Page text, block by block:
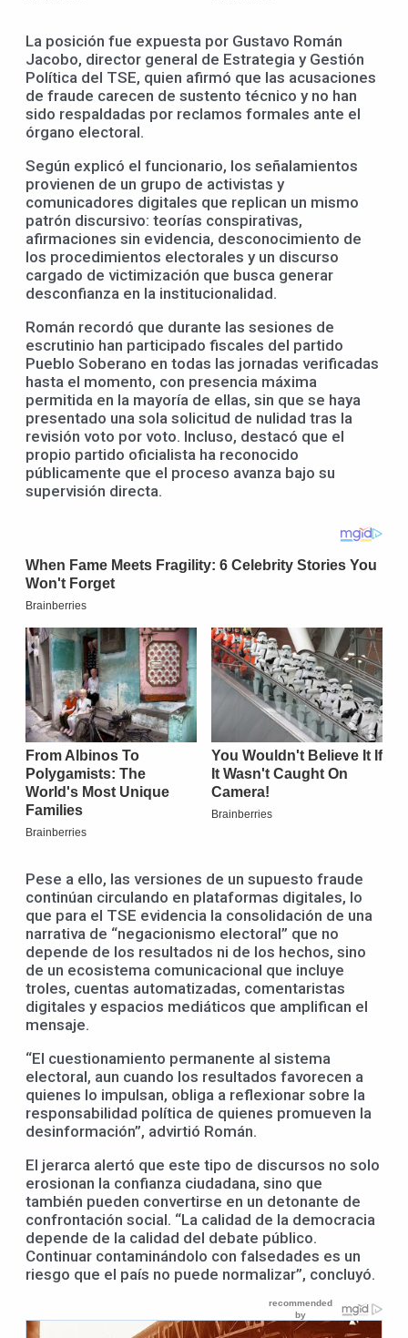
La posición fue expuesta por Gustavo Román
Jacobo, director general de Estrategia y Gestión
Política del TSE, quien afirmó que las acusaciones
de fraude carecen de sustento técnico y no han
sido respaldadas por reclamos formales ante el
órgano electoral.
Según explicó el funcionario, los señalamientos
provienen de un grupo de activistas y
comunicadores digitales que replican un mismo
patrón discursivo: teorías conspirativas,
afirmaciones sin evidencia, desconocimiento de
los procedimientos electorales y un discurso
cargado de victimización que busca generar
desconfianza en la institucionalidad.
Román recordó que durante las sesiones de
escrutinio han participado fiscales del partido
Pueblo Soberano en todas las jornadas verificadas
hasta el momento, con presencia máxima
permitida en la mayoría de ellas, sin que se haya
presentado una sola solicitud de nulidad tras la
revisión voto por voto. Incluso, destacó que el
propio partido oficialista ha reconocido
públicamente que el proceso avanza bajo su
supervisión directa.
Pese a ello, las versiones de un supuesto fraude
continúan circulando en plataformas digitales, lo
que para el TSE evidencia la consolidación de una
narrativa de “negacionismo electoral” que no
depende de los resultados ni de los hechos, sino
de un ecosistema comunicacional que incluye
troles, cuentas automatizadas, comentaristas
digitales y espacios mediáticos que amplifican el
mensaje.
“El cuestionamiento permanente al sistema
electoral, aun cuando los resultados favorecen a
quienes lo impulsan, obliga a reflexionar sobre la
responsabilidad política de quienes promueven la
desinformación”, advirtió Román.
El jerarca alertó que este tipo de discursos no solo
erosionan la confianza ciudadana, sino que
también pueden convertirse en un detonante de
confrontación social. “La calidad de la democracia
depende de la calidad del debate público.
Continuar contaminándolo con falsedades es un
riesgo que el país no puede normalizar”, concluyó.